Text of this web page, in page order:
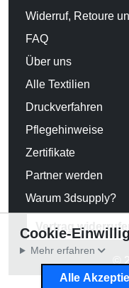
Widerruf, Retoure
FAQ
Über uns
Alle Textilien
Druckverfahren
Pflegehinweise
Zertifikate
Partner werden
Warum 3dsupply?
Vertrag widerrufen
©
Cookie-
Mehr erfahren
Alle